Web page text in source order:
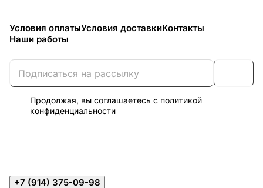
Условия оплатыУсловия доставкиКонтакты
Наши работы
Продолжая, вы соглашаетесь с политикой
конфиденциальности
+7 (914) 375-09-98